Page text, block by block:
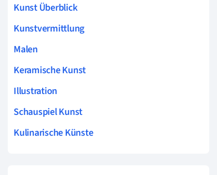
Kunst Überblick
Kunstvermittlung
Malen
Keramische Kunst
Illustration
Schauspiel Kunst
Kulinarische Künste